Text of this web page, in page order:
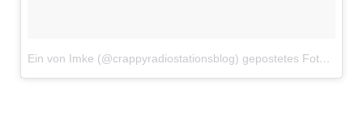
Ein von Imke (@crappyradiostationsblog) gepostetes Foto